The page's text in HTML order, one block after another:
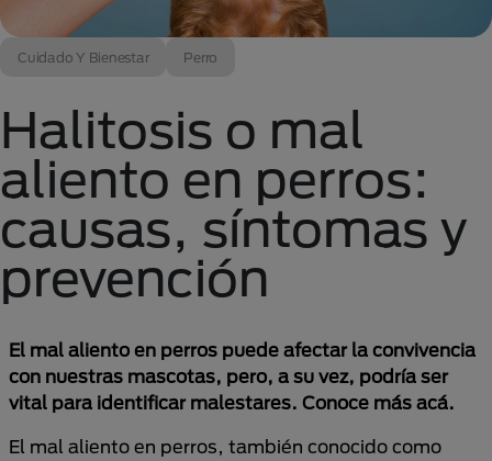
Cuidado Y Bienestar Perro
Halitosis o mal
aliento en perros:
causas, síntomas y
prevención
El mal aliento en perros puede afectar la convivencia
con nuestras mascotas, pero, a su vez, podría ser
vital para identificar malestares. Conoce más acá.
El mal aliento en perros, también conocido como